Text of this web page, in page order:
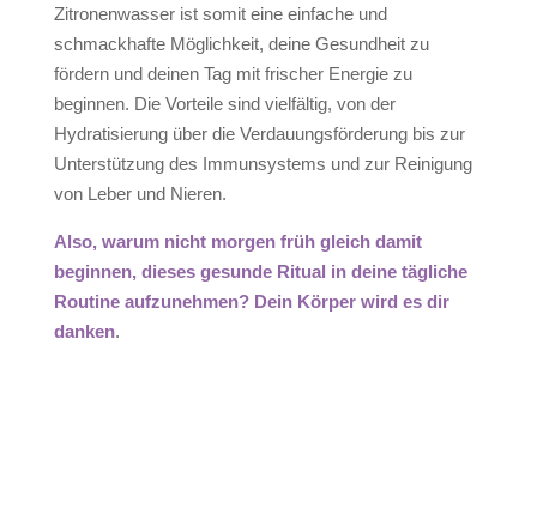
Zitronenwasser ist somit eine einfache und
schmackhafte Möglichkeit, deine Gesundheit zu
fördern und deinen Tag mit frischer Energie zu
beginnen. Die Vorteile sind vielfältig, von der
Hydratisierung über die Verdauungsförderung bis zur
Unterstützung des Immunsystems und zur Reinigung
von Leber und Nieren.
Also, warum nicht morgen früh gleich damit
beginnen, dieses gesunde Ritual in deine tägliche
Routine aufzunehmen? Dein Körper wird es dir
danken.